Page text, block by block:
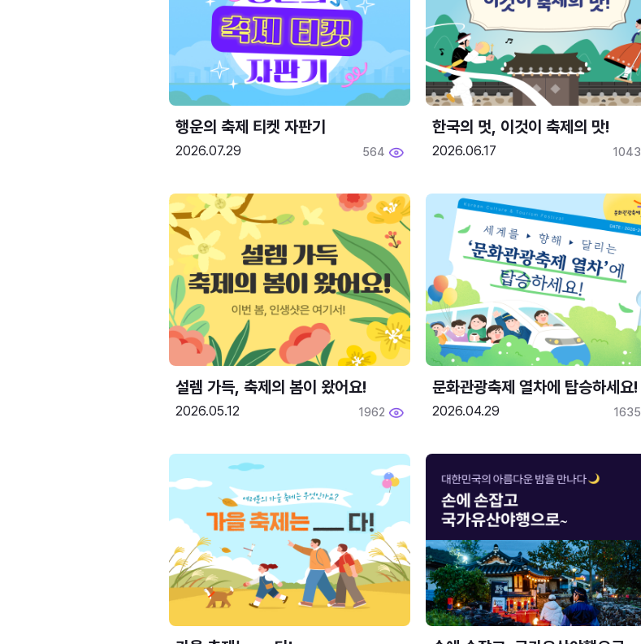
행운의 축제 티켓 자판기
2026.07.29 564
한국의 멋, 이것이 축제의 맛!
2026.06.17 1043
설렘 가득, 축제의 봄이 왔어요!
2026.05.12 1962
문화관광축제 열차에 탑승하세요!
2026.04.29 1635